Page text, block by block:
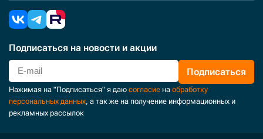
Подписаться на новости и акции
Подписаться
Нажимая на "Подписаться" я даю согласие на обработку
персональных данных, а так же на получение информационных и
рекламных рассылок